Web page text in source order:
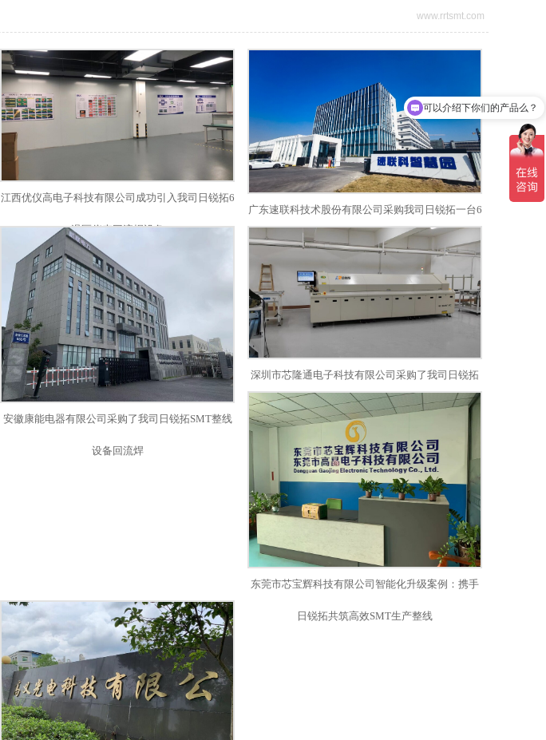
www.rrtsmt.com
江西优仪高电子科技有限公司成功引入我司日锐拓6
温区仪表回流焊设备
广东速联科技术股份有限公司采购我司日锐拓一台6
温区带电脑回流焊
安徽康能电器有限公司采购了我司日锐拓SMT整线
设备回流焊
深圳市芯隆通电子科技有限公司采购了我司日锐拓
一台8温区氮气回流焊
东莞市芯宝辉科技有限公司智能化升级案例：携手
日锐拓共筑高效SMT生产整线
你们是怎么收费的呢？